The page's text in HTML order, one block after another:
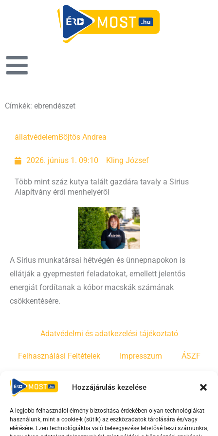
Hozzájárulás kezelése
A legjobb felhasználói élmény biztosítása érdekében olyan technológiákat
használunk, mint a cookie-k (sütik) az eszközadatok tárolására és/vagy
elérésére. Ezen technológiákba való beleegyezése lehetővé teszi számunkra,
Címkék: ebrendészet
állatvédelemBöjtös Andrea
2026. június 1. 09:10 Kling József
Több mint száz kutya talált gazdára tavaly a Sirius
Alapítvány érdi menhelyéről
A Sirius munkatársai hétvégén és ünnepnapokon is
ellátják a gyepmesteri feladatokat, emellett jelentős
energiát fordítanak a kóbor macskák számának
csökkentésére.
Adatvédelmi és adatkezelési tájékoztató
Felhasználási Feltételek Impresszum ÁSZF
Irányelvek
F
a
Y
o
T
i